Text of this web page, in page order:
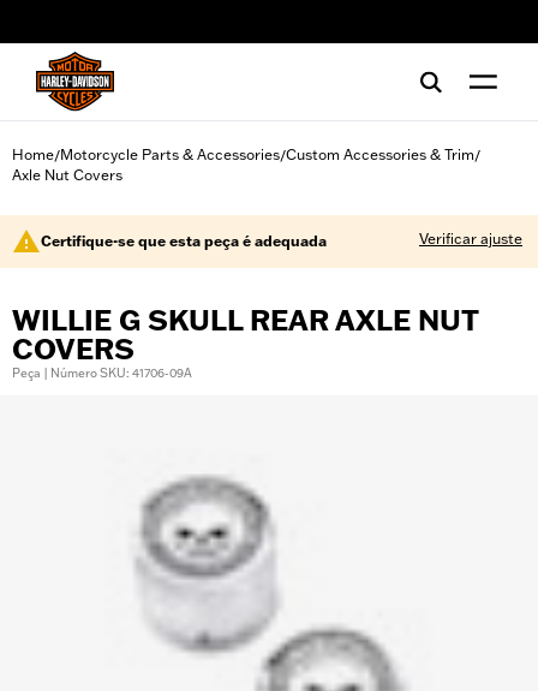
Home/Motorcycle Parts & Accessories/Custom Accessories & Trim/
Axle Nut Covers
Certifique-se que esta peça é adequada Verificar ajuste
WILLIE G SKULL REAR AXLE NUT
COVERS
Peça | Número SKU: 41706-09A